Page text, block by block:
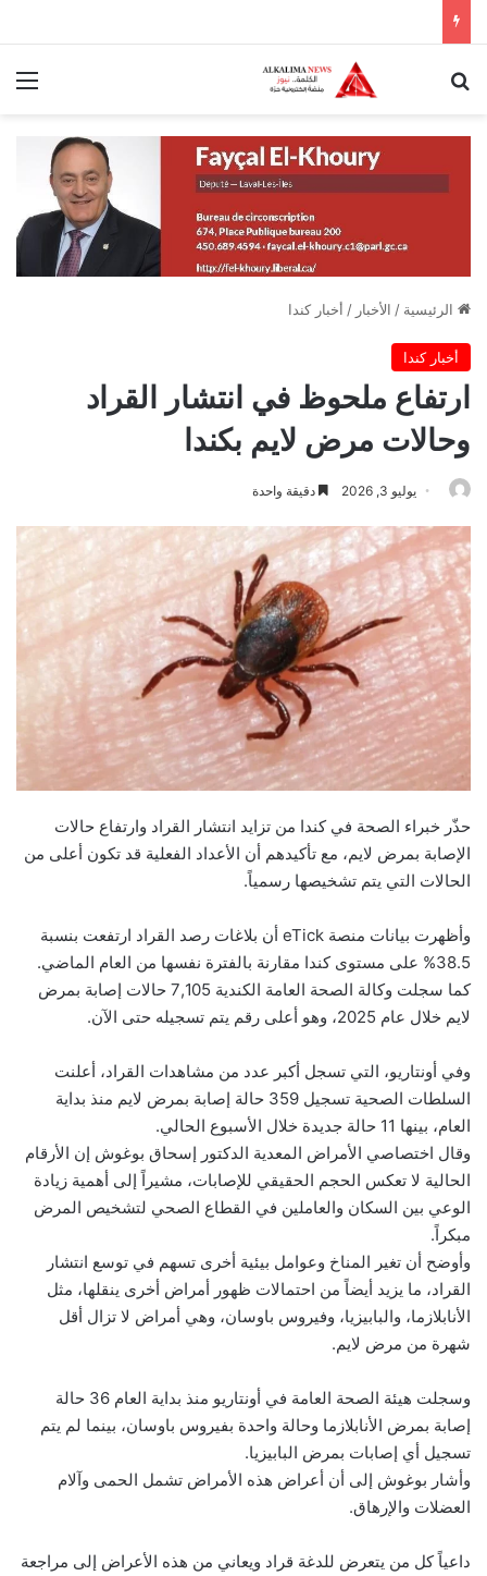
الرئيسية / الأخبار / أخبار كندا
أخبار كندا
ارتفاع ملحوظ في انتشار القراد
وحالات مرض لايم بكندا
يوليو 3, 2026 دقيقة واحدة
حذّر خبراء الصحة في كندا من تزايد انتشار القراد وارتفاع حالات
الإصابة بمرض لايم، مع تأكيدهم أن الأعداد الفعلية قد تكون أعلى من
الحالات التي يتم تشخيصها رسمياً.
وأظهرت بيانات منصة eTick أن بلاغات رصد القراد ارتفعت بنسبة
38.5% على مستوى كندا مقارنة بالفترة نفسها من العام الماضي.
كما سجلت وكالة الصحة العامة الكندية 7,105 حالات إصابة بمرض
لايم خلال عام 2025، وهو أعلى رقم يتم تسجيله حتى الآن.
وفي أونتاريو، التي تسجل أكبر عدد من مشاهدات القراد، أعلنت
السلطات الصحية تسجيل 359 حالة إصابة بمرض لايم منذ بداية
العام، بينها 11 حالة جديدة خلال الأسبوع الحالي.
وقال اختصاصي الأمراض المعدية الدكتور إسحاق بوغوش إن الأرقام
الحالية لا تعكس الحجم الحقيقي للإصابات، مشيراً إلى أهمية زيادة
الوعي بين السكان والعاملين في القطاع الصحي لتشخيص المرض
مبكراً.
وأوضح أن تغير المناخ وعوامل بيئية أخرى تسهم في توسع انتشار
القراد، ما يزيد أيضاً من احتمالات ظهور أمراض أخرى ينقلها، مثل
الأنابلازما، والبابيزيا، وفيروس باوسان، وهي أمراض لا تزال أقل
شهرة من مرض لايم.
وسجلت هيئة الصحة العامة في أونتاريو منذ بداية العام 36 حالة
إصابة بمرض الأنابلازما وحالة واحدة بفيروس باوسان، بينما لم يتم
تسجيل أي إصابات بمرض البابيزيا.
وأشار بوغوش إلى أن أعراض هذه الأمراض تشمل الحمى وآلام
العضلات والإرهاق.
داعياً كل من يتعرض للدغة قراد ويعاني من هذه الأعراض إلى مراجعة